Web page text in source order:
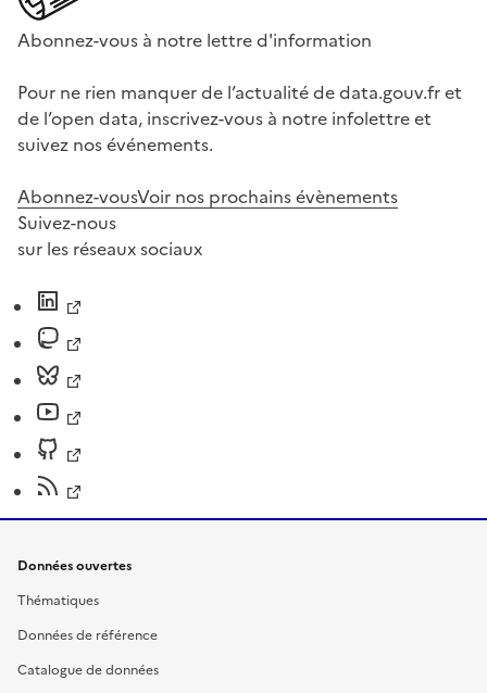
Abonnez-vous à notre lettre d'information
Pour ne rien manquer de l’actualité de data.gouv.fr et
de l’open data, inscrivez-vous à notre infolettre et
suivez nos événements.
Abonnez-vousVoir nos prochains évènements
Suivez-nous
sur les réseaux sociaux
Données ouvertes
Thématiques
Données de référence
Catalogue de données